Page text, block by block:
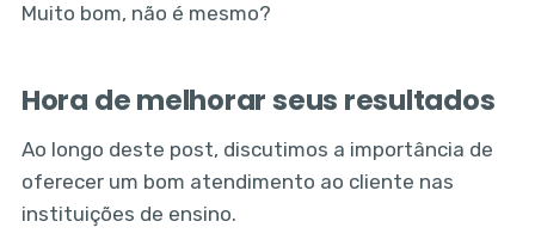
Muito bom, não é mesmo?
Hora de melhorar seus resultados
Ao longo deste post, discutimos a importância de
oferecer um bom atendimento ao cliente nas
instituições de ensino.